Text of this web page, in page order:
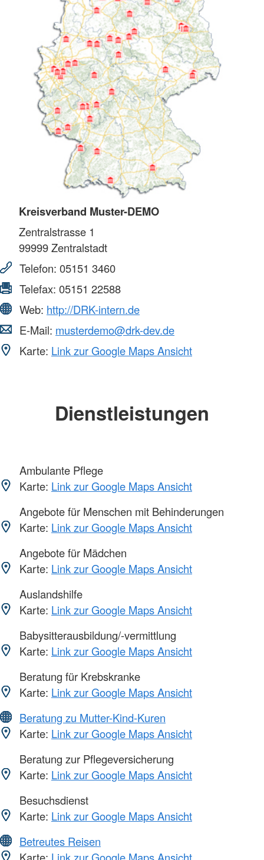
Kreisverband Muster-DEMO
Zentralstrasse 1
99999Zentralstadt
Telefon: 05151 3460
Telefax: 05151 22588
Web: http://DRK-intern.de
E-Mail: musterdemo@drk-dev.de
Karte: Link zur Google Maps Ansicht
Dienstleistungen
Ambulante Pflege
Karte: Link zur Google Maps Ansicht
Angebote für Menschen mit Behinderungen
Karte: Link zur Google Maps Ansicht
Angebote für Mädchen
Karte: Link zur Google Maps Ansicht
Auslandshilfe
Karte: Link zur Google Maps Ansicht
Babysitterausbildung/-vermittlung
Karte: Link zur Google Maps Ansicht
Beratung für Krebskranke
Karte: Link zur Google Maps Ansicht
Beratung zu Mutter-Kind-Kuren
Karte: Link zur Google Maps Ansicht
Beratung zur Pflegeversicherung
Karte: Link zur Google Maps Ansicht
Besuchsdienst
Karte: Link zur Google Maps Ansicht
Betreutes Reisen
Karte: Link zur Google Maps Ansicht